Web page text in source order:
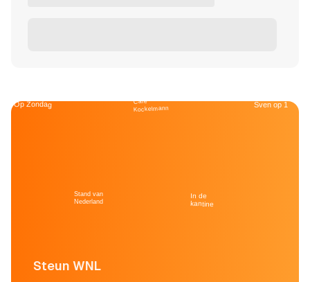
Steun WNL
Op Zondag
Stand van
Nederland
Café
Kockelmann
In de
kantine
Sven op 1